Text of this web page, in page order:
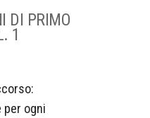
DI PRIMO
1
per ogni